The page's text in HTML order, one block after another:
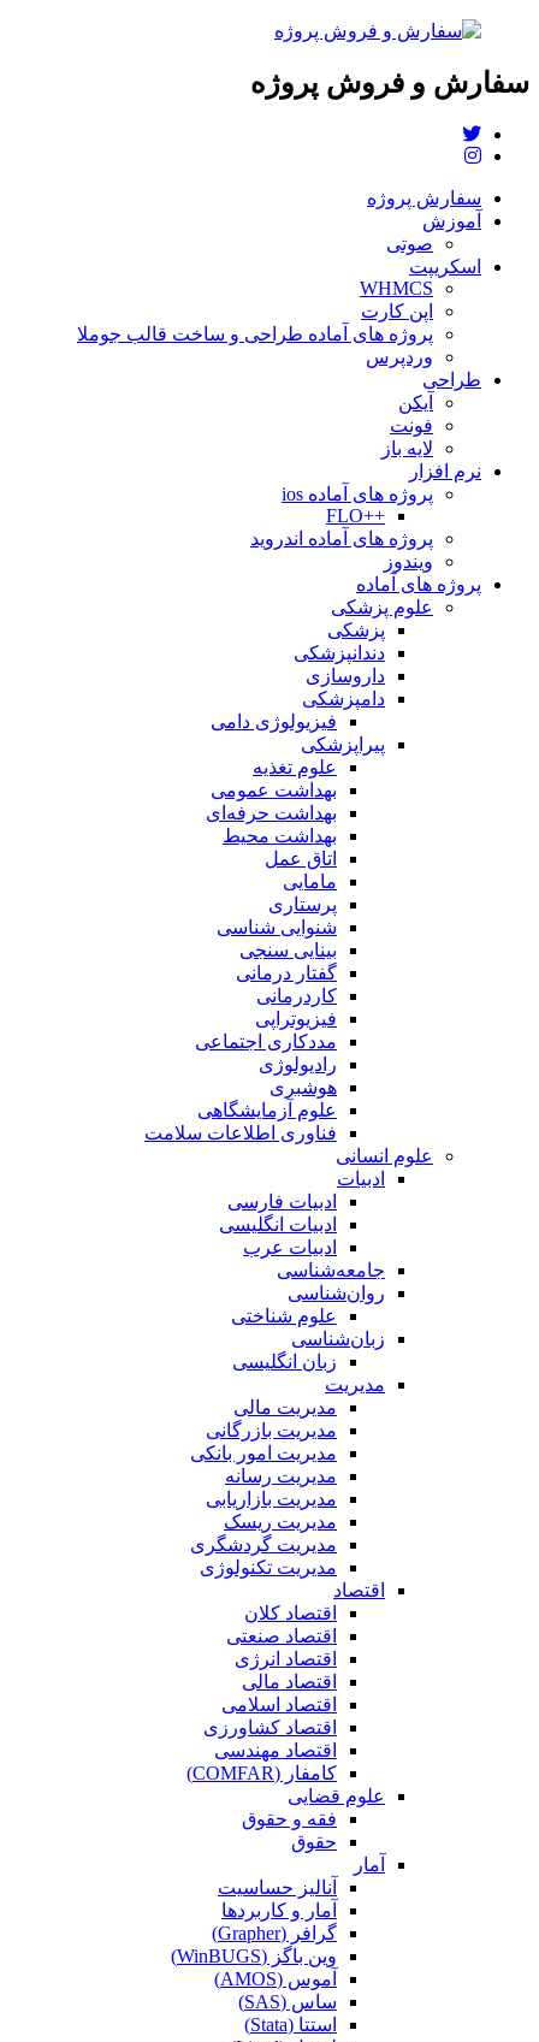
سفارش و فروش پروژه
سفارش پروژه
آموزش
صوتی
اسکریپت
WHMCS
اپن کارت
پروژه های آماده طراحی و ساخت قالب جوملا
وردپرس
طراحی
آیکن
فونت
لایه باز
نرم افزار
پروژه های آماده ios
++FLO
پروژه های آماده اندروید
ویندوز
پروژه های آماده
علوم پزشکی
پزشکی
دندانپزشکی
داروسازی
دامپزشکی
فیزیولوژی دامی
پیراپزشکی
علوم تغذیه
بهداشت عمومی
بهداشت حرفه‌ای
بهداشت محیط
اتاق عمل
مامایی
پرستاری
شنوایی شناسی
بینایی سنجی
گفتار درمانی
کاردرمانی
فیزیوتراپی
مددکاری اجتماعی
رادیولوژی
هوشبری
علوم آزمایشگاهی
فناوری اطلاعات سلامت
علوم انسانی
ادبیات
ادبیات فارسی
ادبیات انگلیسی
ادبیات عرب
جامعه‌شناسی
روان‌شناسی
علوم شناختی
زبان‌شناسی
زبان انگلیسی
مدیریت
مدیریت مالی
مدیریت بازرگانی
مدیریت امور بانکی
مدیریت رسانه
مدیریت بازاریابی
مدیریت ریسک
مدیریت گردشگری
مدیریت تکنولوژی
اقتصاد
اقتصاد کلان
اقتصاد صنعتی
اقتصاد انرژی
اقتصاد مالی
اقتصاد اسلامی
اقتصاد کشاورزی
اقتصاد مهندسی
کامفار (COMFAR)
علوم قضایی
فقه و حقوق
حقوق
آمار
آنالیز حساسیت
آمار و کاربردها
گرافر (Grapher)
وین باگز (WinBUGS)
آموس (AMOS)
ساس (SAS)
استتا (Stata)